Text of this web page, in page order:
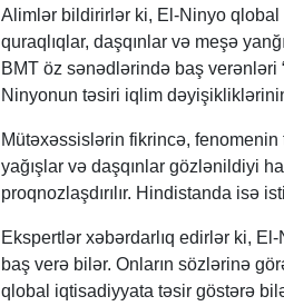
Alimlər bildirirlər ki, El-Ninyo
quraqlıqlar, daşqınlar və meşə
BMT öz sənədlərində baş verənləri
Ninyonun təsiri iqlim
Mütəxəssislərin fikrincə,
yağışlar və daşqınlar gözlənildiyi
proqnozlaşdırılır. Hindistanda isə
Ekspertlər xəbərdarlıq edirlər ki,
baş verə bilər. Onların sözlərinə
qlobal iqtisadiyyata təsir göstərə